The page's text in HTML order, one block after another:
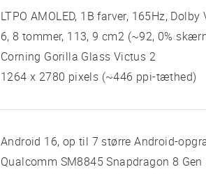
LTPO AMOLED, 1B farver, 165Hz,
6, 8 tommer, 113, 9 cm2 (~92, 0%
Corning Gorilla Glass Victus 2
1264 x 2780 pixels (~446 ppi-tæthed)
Android 16, op til 7 større Android-
Qualcomm SM8845 Snapdragon 8 Gen